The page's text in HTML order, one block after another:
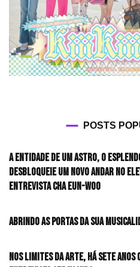
POSTS
A entidade de um astro, o
desbloqueie um novo andar no
Entrevista CHA EUN-WOO
Abrindo as portas da sua
Nos limites da arte, há sete anos